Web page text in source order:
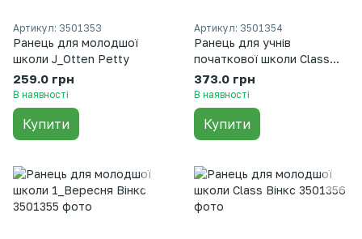
Артикул: 3501353
Ранець для молодшої
школи J_Otten Petty
259.0 грн
В наявності
Купити
Артикул: 3501354
Ранець для учнів
початкової школи Class
«Квіти»
373.0 грн
В наявності
Купити